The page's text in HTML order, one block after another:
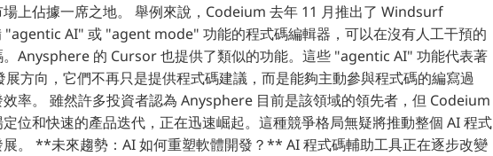
上佔據一席之地。 舉例來說，Codeium 去年 11 月推出了 Windsurf
AI" 或 "agent mode" 功能的程式碼編輯器，可以在沒有人工干預的
Anysphere 的 Cursor 也提供了類似的功能。這些 "agentic AI" 功能代表著
方向，它們不再只是提供程式碼建議，而是能夠主動參與程式碼的編寫過
率。 雖然許多投資者認為 Anysphere 目前是該領域的領先者，但 Codeium
位和快速的產品迭代，正在迅速崛起。這種競爭格局無疑將推動整個 AI 程式
。 **未來趨勢：AI 如何重塑軟體開發？** AI 程式碼輔助工具正在逐步改變